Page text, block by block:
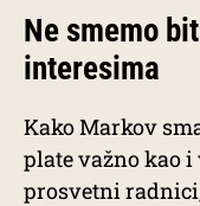
Ne smemo
interesima
Kako Markov
plate važno kao
prosvetni